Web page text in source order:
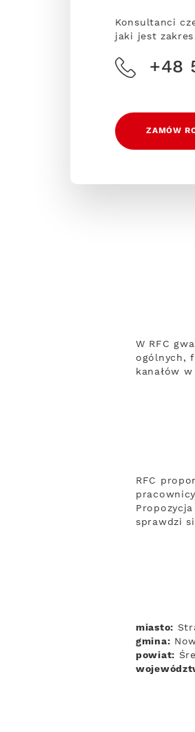
Konsultanci
jaki jest zakres
+48
ZAMÓW
W RFC
ogólnych,
kanałów
RFC
sprawdzi
miasto:
gmina:
powiat: